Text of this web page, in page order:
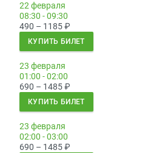
22 февраля
08:30 - 09:30
490 – 1185₽
КУПИТЬ БИЛЕТ
23 февраля
01:00 - 02:00
690 – 1485₽
КУПИТЬ БИЛЕТ
23 февраля
02:00 - 03:00
690 – 1485₽